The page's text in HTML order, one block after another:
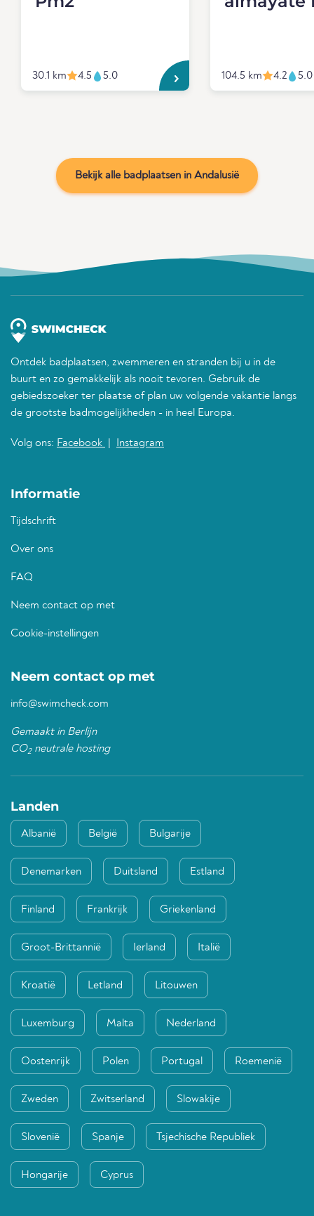
30.1 km 4.5 5.0 104.5 km 4.2 5.0
Bekijk alle badplaatsen in Andalusië
Ontdek badplaatsen, zwemmeren en stranden bij u in de
buurt en zo gemakkelijk als nooit tevoren. Gebruik de
gebiedszoeker ter plaatse of plan uw volgende vakantie langs
de grootste badmogelijkheden - in heel Europa.
Volg ons: Facebook Instagram
Informatie
Tijdschrift
Over ons
FAQ
Neem contact op met
Cookie-instellingen
Neem contact op met
info@swimcheck.com
Gemaakt in Berlijn
CO2neutrale hosting
Landen
Albanië België Bulgarije
Denemarken Duitsland Estland
Finland Frankrijk Griekenland
Groot-Brittannië Ierland Italië
Kroatië Letland Litouwen
Luxemburg Malta Nederland
Oostenrijk Polen Portugal Roemenië
Zweden Zwitserland Slowakije
Slovenië Spanje Tsjechische Republiek
Hongarije Cyprus